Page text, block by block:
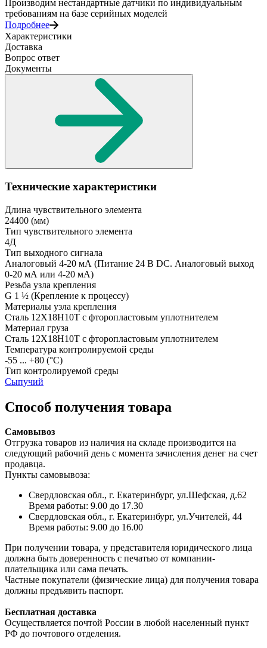
Производим нестандартные датчики по индивидуальным
требованиям на базе серийных моделей
Подробнее
Характеристики
Доставка
Вопрос ответ
Документы
Технические характеристики
Длина чувствительного элемента
24400 (мм)
Тип чувствительного элемента
4Д
Тип выходного сигнала
Аналоговый 4-20 мА (Питание 24 В DC. Аналоговый выход
0-20 мА или 4-20 мА)
Резьба узла крепления
G 1 ½ (Крепление к процессу)
Материалы узла крепления
Сталь 12Х18Н10Т с фторопластовым уплотнителем
Материал груза
Сталь 12Х18Н10Т с фторопластовым уплотнителем
Температура контролируемой среды
-55 ... +80 (°С)
Тип контролируемой среды
Сыпучий
Способ получения товара
Самовывоз
Отгрузка товаров из наличия на складе производится на
следующий рабочий день с момента зачисления денег на счет
продавца.
Пункты самовывоза:
Свердловская обл., г. Екатеринбург, ул.Шефская, д.62
Время работы: 9.00 до 17.30
Свердловская обл., г. Екатеринбург, ул.Учителей, 44
Время работы: 9.00 до 16.00
При получении товара, у представителя юридического лица
должна быть доверенность с печатью от компании-
плательщика или сама печать.
Частные покупатели (физические лица) для получения товара
должны предъявить паспорт.
Бесплатная доставка
Осуществляется почтой России в любой населенный пункт
РФ до почтового отделения.